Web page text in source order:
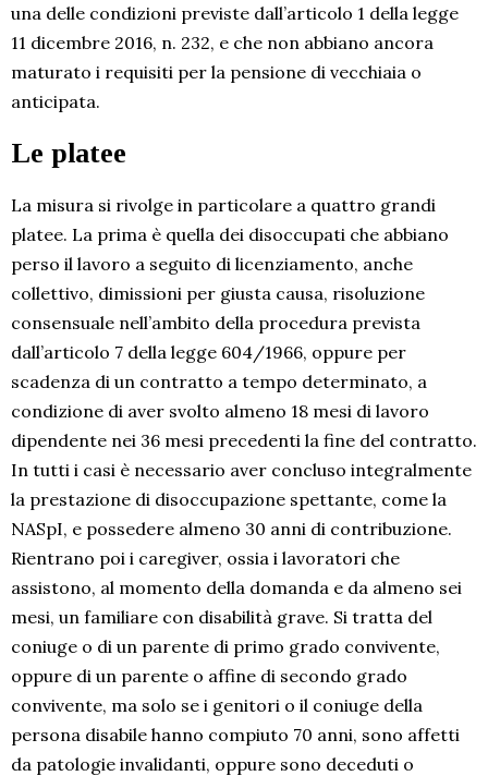
una delle condizioni previste dall’articolo 1 della legge
11 dicembre 2016, n. 232, e che non abbiano ancora
maturato i requisiti per la pensione di vecchiaia o
anticipata.
Le platee
La misura si rivolge in particolare a quattro grandi
platee. La prima è quella dei disoccupati che abbiano
perso il lavoro a seguito di licenziamento, anche
collettivo, dimissioni per giusta causa, risoluzione
consensuale nell’ambito della procedura prevista
dall’articolo 7 della legge 604/1966, oppure per
scadenza di un contratto a tempo determinato, a
condizione di aver svolto almeno 18 mesi di lavoro
dipendente nei 36 mesi precedenti la fine del contratto.
In tutti i casi è necessario aver concluso integralmente
la prestazione di disoccupazione spettante, come la
NASpI, e possedere almeno 30 anni di contribuzione.
Rientrano poi i caregiver, ossia i lavoratori che
assistono, al momento della domanda e da almeno sei
mesi, un familiare con disabilità grave. Si tratta del
coniuge o di un parente di primo grado convivente,
oppure di un parente o affine di secondo grado
convivente, ma solo se i genitori o il coniuge della
persona disabile hanno compiuto 70 anni, sono affetti
da patologie invalidanti, oppure sono deceduti o